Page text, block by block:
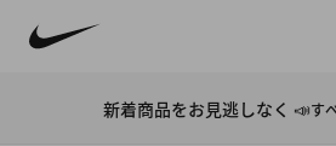
新着商品をお見逃しなく 📣す